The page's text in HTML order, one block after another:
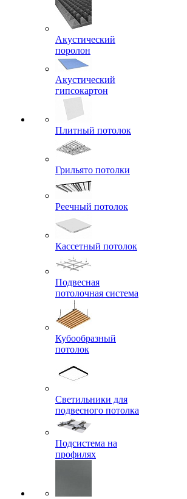
Акустический
поролон
Акустический
гипсокартон
Плитный потолок
Грильято потолки
Реечный потолок
Кассетный потолок
Подвесная
потолочная система
Кубообразный
потолок
Светильники для
подвесного потолка
Подсистема на
профилях